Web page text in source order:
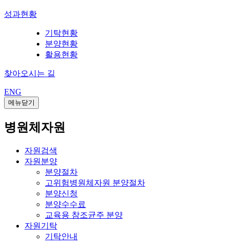
성과현황
기탁현황
분양현황
활용현황
찾아오시는 길
ENG
메뉴닫기
병원체자원
자원검색
자원분양
분양절차
고위험병원체자원 분양절차
분양신청
분양수수료
교육용 참조균주 분양
자원기탁
기탁안내